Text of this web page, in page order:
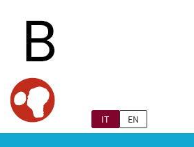
IT EN